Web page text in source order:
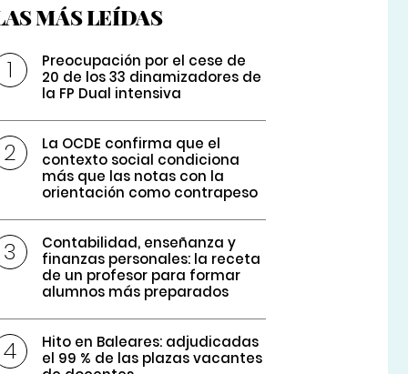
MÁS LEÍDAS
Preocupación por el cese de
20 de los 33 dinamizadores de
la FP Dual intensiva
La OCDE confirma que el
contexto social condiciona
más que las notas con la
orientación como contrapeso
Contabilidad, enseñanza y
finanzas personales: la receta
de un profesor para formar
alumnos más preparados
Hito en Baleares: adjudicadas
el 99 % de las plazas vacantes